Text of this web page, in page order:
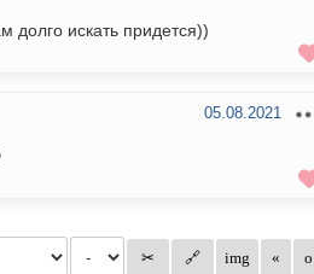
долго искать придется))
05.08.2021